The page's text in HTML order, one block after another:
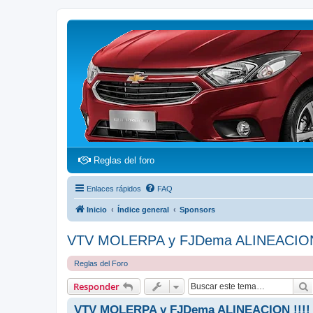
Reglas del foro(Opens a new tab)
Enlaces rápidos FAQ
Inicio Índice general Sponsors
VTV MOLERPA y FJDema
Reglas del Foro
Responder
VTV MOLERPA y FJDema ALINEACION !!!!